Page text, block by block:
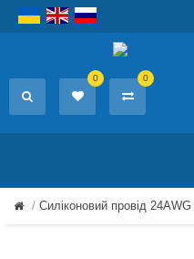
0 0
Силіконовий провід